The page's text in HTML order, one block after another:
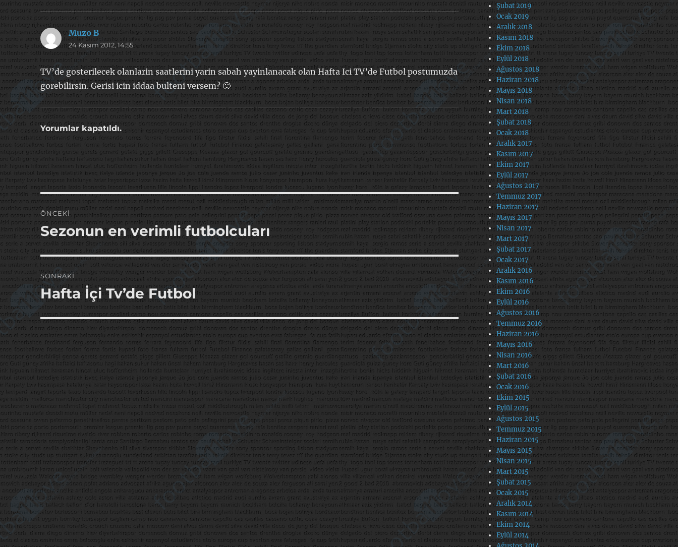
Muzo Bdedi
ki:
24 Kasım 2012, 14:55
TV’de gosterilecek olanlarin saatlerini yarin sabah yayinlanacak olan Hafta Ici TV’de Futbol postumuzda
gorebilirsin. Gerisi icin iddaa bulteni versem? 🙂
Yorumlar kapatıldı.
Yazı
gezinmesi
ÖNCEKI
Önceki
yazı:
Sezonun en verimli futbolcuları
SONRAKI
Sonraki
yazı:
Hafta İçi Tv’de Futbol
Şubat 2019
Ocak 2019
Aralık 2018
Kasım 2018
Ekim 2018
Eylül 2018
Ağustos 2018
Haziran 2018
Mayıs 2018
Nisan 2018
Mart 2018
Şubat 2018
Ocak 2018
Aralık 2017
Kasım 2017
Ekim 2017
Eylül 2017
Ağustos 2017
Temmuz 2017
Haziran 2017
Mayıs 2017
Nisan 2017
Mart 2017
Şubat 2017
Ocak 2017
Aralık 2016
Kasım 2016
Ekim 2016
Eylül 2016
Ağustos 2016
Temmuz 2016
Haziran 2016
Mayıs 2016
Nisan 2016
Mart 2016
Şubat 2016
Ocak 2016
Ekim 2015
Eylül 2015
Ağustos 2015
Temmuz 2015
Haziran 2015
Mayıs 2015
Nisan 2015
Mart 2015
Şubat 2015
Ocak 2015
Aralık 2014
Kasım 2014
Ekim 2014
Eylül 2014